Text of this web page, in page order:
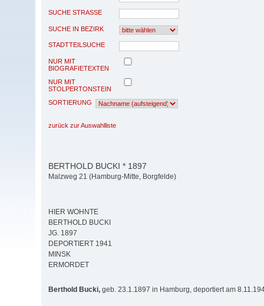
SUCHE STRASSE
SUCHE IN BEZIRK
STADTTEILSUCHE
NUR MIT
BIOGRAFIETEXTEN
NUR MIT
STOLPERTONSTEIN
SORTIERUNG
zurück zur Auswahlliste
BERTHOLD BUCKI * 1897
Malzweg 21 (Hamburg-Mitte, Borgfelde)
HIER WOHNTE
BERTHOLD BUCKI
JG. 1897
DEPORTIERT 1941
MINSK
ERMORDET
Berthold Bucki, geb. 23.1.1897 in Hamburg, deportiert am